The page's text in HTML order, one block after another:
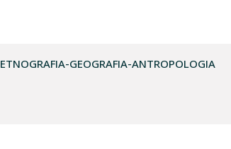
ETNOGRAFIA-GEOGRAFIA-ANTROPOLOGIA